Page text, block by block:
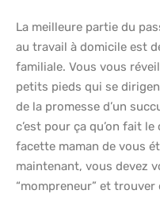
La meilleure partie du
au travail à domicile est
familiale. Vous vous
petits pieds qui se
de la promesse d’un
c’est pour ça qu’on fait
facette maman de vous
maintenant, vous devez
“mompreneur” et trouver